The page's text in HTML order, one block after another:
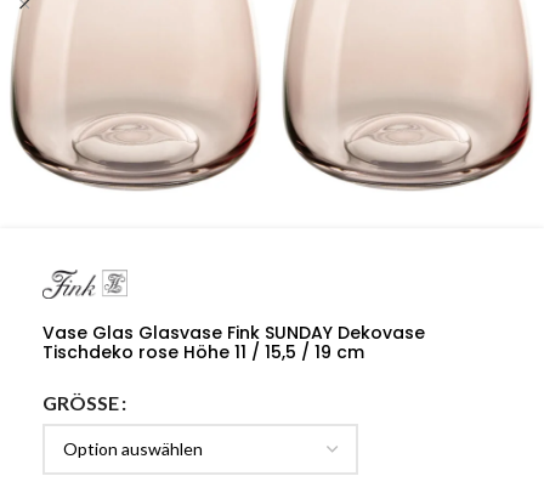
Vase Glas Glasvase Fink SUNDAY Dekovase
Tischdeko rose Höhe 11 / 15,5 / 19 cm
GRÖSSE